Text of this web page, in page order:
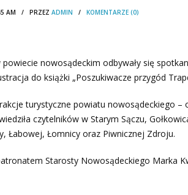
AM / PRZEZ ADMIN / KOMENTARZE (0)
nowosądeckim odbywały się
do książki „Poszukiwacze przygód
turystyczne powiatu nowosądeckiego –
czytelników w Starym Sączu,
Łabowej, Łomnicy oraz Piwnicznej Zdroju.
Starosty Nowosądeckiego Marka